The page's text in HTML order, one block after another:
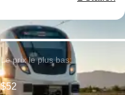
Le prix le plus bas:
$52